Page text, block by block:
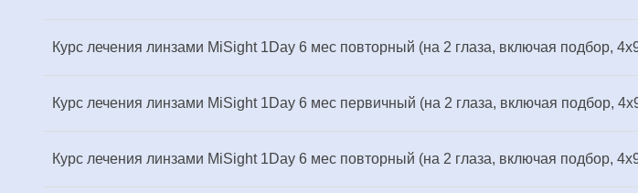
Курс лечения линзами MiSight 1Day 6 мес повторный (на 2 глаза, включая подбор,
Курс лечения линзами MiSight 1Day 6 мес первичный (на 2 глаза, включая подбор,
Курс лечения линзами MiSight 1Day 6 мес повторный (на 2 глаза, включая подбор,